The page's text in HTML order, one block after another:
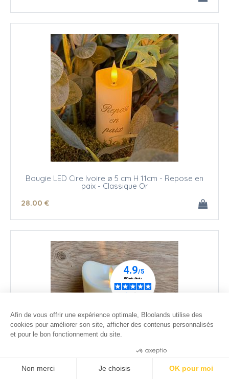
Bougie LED Cire Ivoire ø 5 cm H 11cm - Repose en
paix - Classique Or
28.00 €
Afin de vous offrir une expérience optimale, Bloolands utilise des
cookies pour améliorer son site, afficher des contenus personnalisés
et pour le bon fonctionnement du site.
Non merci Je choisis OK pour moi